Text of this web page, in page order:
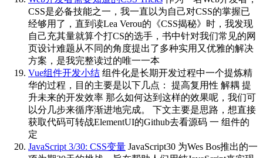
CSS是必备技能之一，我一直以为自己对CSS的掌握已
经够用了，直到读Lea Verou的《CSS揭秘》时，我发现
自己充其量就算个打CS的选手，书中针对我们常见的网
页设计难题从不同的角度提出了多种实用又优雅的解决
方案，是我完整读过的唯一一本
Vue组件开发小结 组件化是长期开发过程中一个提炼精
华的过程，目的主要是以下几点： 提高复用性 解耦 提
升未来的开发效率 那么如何达到这样的效果呢，我们可
以分几步来循序渐进地完成。 下文主要是思路，想直接
获取代码可转战ElementUI的Github去看源码 一 组件的
定
JavaScript 3/30: CSS变量 JavaScript30 为Wes Bos推出的一